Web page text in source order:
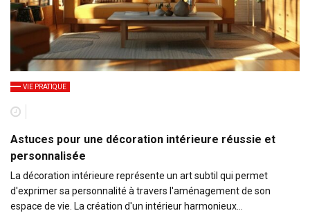
VIE PRATIQUE
Astuces pour une décoration intérieure réussie et
personnalisée
La décoration intérieure représente un art subtil qui permet
d'exprimer sa personnalité à travers l'aménagement de son
espace de vie. La création d'un intérieur harmonieux…